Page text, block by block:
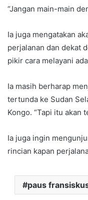
“Jangan main-main
Ia juga mengatakan
perjalanan dan dekat
pikir cara melayani
Ia masih berharap
tertunda ke Sudan
Kongo. “Tapi itu akan
Ia juga ingin
rincian kapan
paus